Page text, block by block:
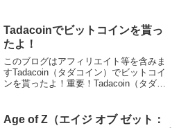
Tadacoinでビットコインを貰っ
たよ！
このブログはアフィリエイト等を含みま
すTadacoin（タダコイン）でビットコイ
ンを貰ったよ！重要！Tadacoin（タダコ
ったらシェアします。（追記）最後の出
Age of Z（エイジ オブ ゼット：